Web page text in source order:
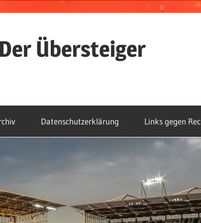
Der Übersteiger
Datenschutzerklärung Links gegen